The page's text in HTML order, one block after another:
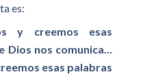
es:
y creemos esas
Dios nos comunica…
esas palabras